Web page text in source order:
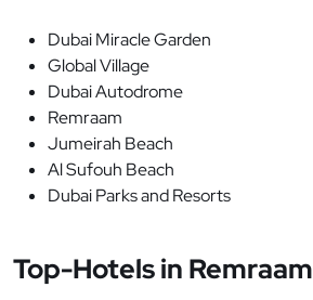
Dubai Miracle Garden
Global Village
Dubai Autodrome
Remraam
Jumeirah Beach
Al Sufouh Beach
Dubai Parks and Resorts
Top-Hotels in Remraam